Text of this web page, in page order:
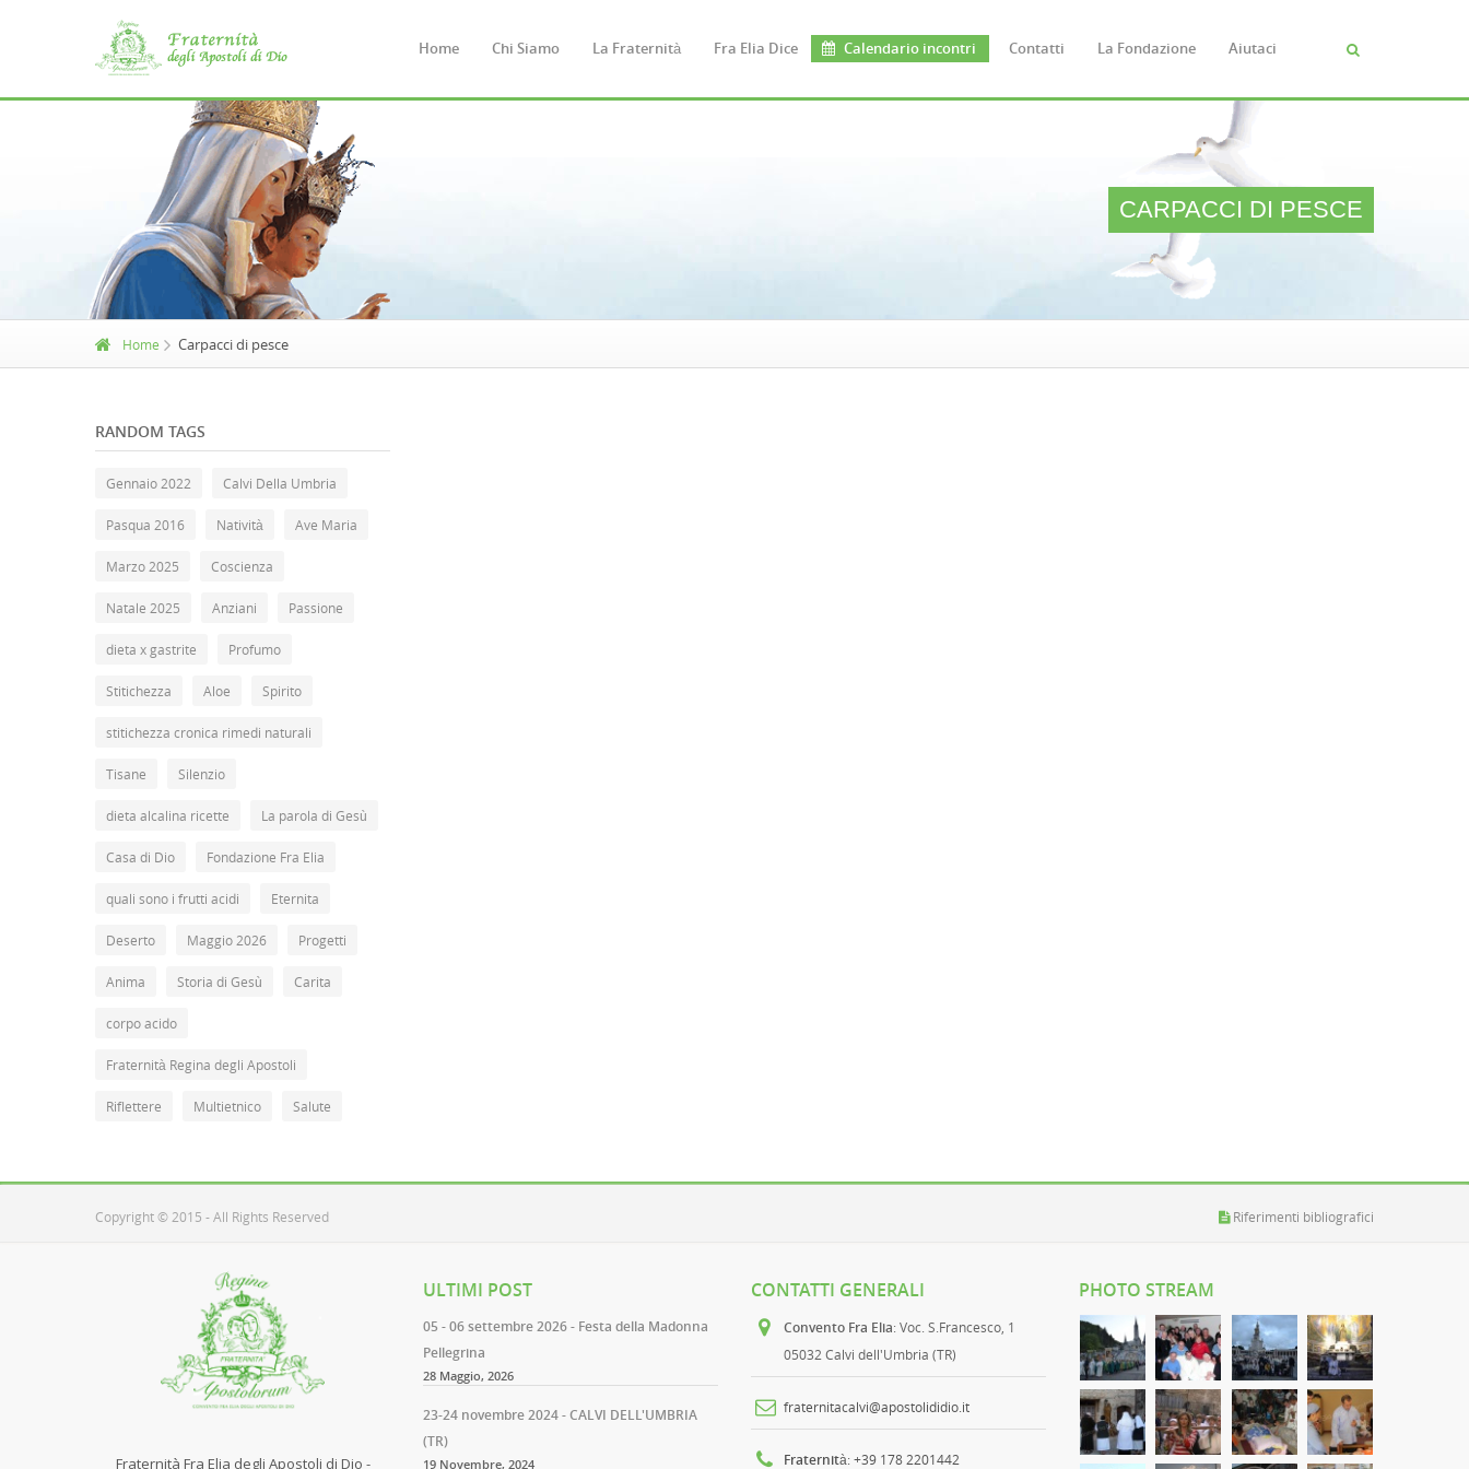
FORM
DI
Cerca
Home Chi Siamo La Fraternità Fra Elia Dice Calendario incontri Contatti La Fondazione Aiutaci
CARPACCI DI PESCE
Home Carpacci di pesce
RANDOM TAGS
Gennaio 2022 Calvi Della Umbria
Pasqua 2016 Natività Ave Maria
Marzo 2025 Coscienza
Natale 2025 Anziani Passione
dieta x gastrite Profumo
Stitichezza Aloe Spirito
stitichezza cronica rimedi naturali
Tisane Silenzio
dieta alcalina ricette La parola di Gesù
Casa di Dio Fondazione Fra Elia
quali sono i frutti acidi Eternita
Deserto Maggio 2026 Progetti
Anima Storia di Gesù Carita
corpo acido
Fraternità Regina degli Apostoli
Riflettere Multietnico Salute
Copyright © 2015 - All Rights Reserved Riferimenti bibliografici
Fraternità Fra Elia degli Apostoli di Dio -
ULTIMI POST
05 - 06 settembre 2026 - Festa della Madonna
Pellegrina
28 Maggio, 2026
23-24 novembre 2024 - CALVI DELL'UMBRIA
(TR)
19 Novembre, 2024
CONTATTI GENERALI
Convento Fra Elia: Voc. S.Francesco, 1
05032 Calvi dell'Umbria (TR)
fraternitacalvi@apostolididio.it
Fraternità: +39 178 2201442
PHOTO STREAM